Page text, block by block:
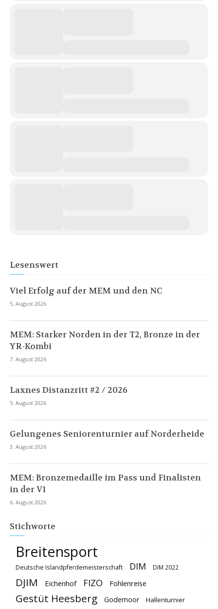
Lesenswert
Viel Erfolg auf der MEM und den NC
5. August 2026
MEM: Starker Norden in der T2, Bronze in der
YR-Kombi
7. August 2026
Laxnes Distanzritt #2 / 2026
5. August 2026
Gelungenes Seniorenturnier auf Norderheide
3. August 2026
MEM: Bronzemedaille im Pass und Finalisten
in der V1
6. August 2026
Stichworte
Breitensport
Deutsche Islandpferdemeisterschaft DIM DIM 2022
DJIM Eichenhof FIZO Fohlenreise
Gestüt Heesberg Godemoor Hallenturnier